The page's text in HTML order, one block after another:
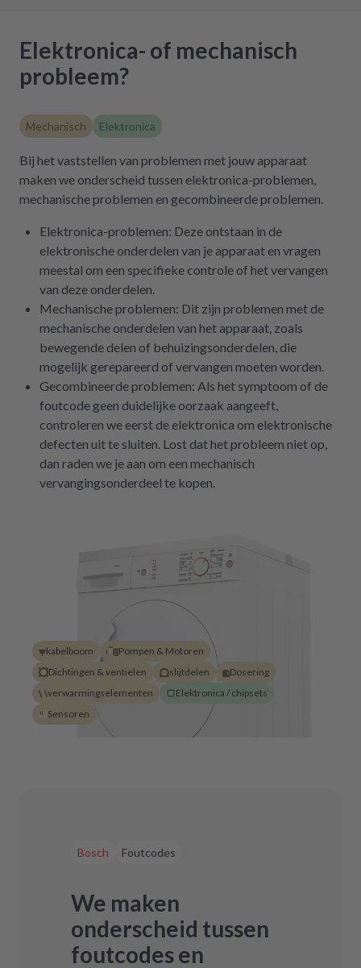
Elektronica- of mechanisch
probleem?
Mechanisch Elektronica
Bij het vaststellen van problemen met jouw apparaat
maken we onderscheid tussen elektronica-problemen,
mechanische problemen en gecombineerde problemen.
Elektronica-problemen: Deze ontstaan in de
elektronische onderdelen van je apparaat en vragen
meestal om een specifieke controle of het vervangen
van deze onderdelen.
Mechanische problemen: Dit zijn problemen met de
mechanische onderdelen van het apparaat, zoals
bewegende delen of behuizingsonderdelen, die
mogelijk gerepareerd of vervangen moeten worden.
Gecombineerde problemen: Als het symptoom of de
foutcode geen duidelijke oorzaak aangeeft,
controleren we eerst de elektronica om elektronische
defecten uit te sluiten. Lost dat het probleem niet op,
dan raden we je aan om een mechanisch
vervangingsonderdeel te kopen.
kabelboom
Pompen & Motoren
Dichtingen & ventielen
slijtdelen
Dosering
verwarmingselementen
Elektronica / chipsets
Sensoren
Bosch Foutcodes
We maken
onderscheid tussen
foutcodes en